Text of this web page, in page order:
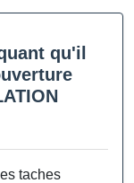
qu'il
taches